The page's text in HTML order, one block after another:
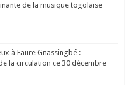
de la musique togolaise
à Faure Gnassingbé :
la circulation ce 30 décembre